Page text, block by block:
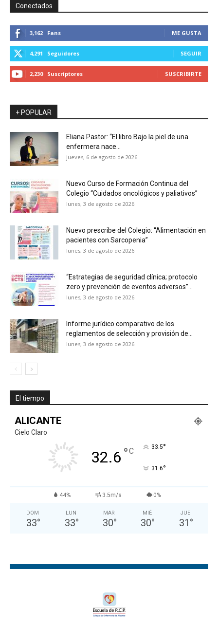
Conectados
3,162 Fans ME GUSTA
4,291 Seguidores SEGUIR
2,230 Suscriptores SUSCRIBIRTE
+ POPULAR
Eliana Pastor: “El libro Bajo la piel de una
enfermera nace...
jueves, 6 de agosto de 2026
Nuevo Curso de Formación Continua del
Colegio “Cuidados oncológicos y paliativos”
lunes, 3 de agosto de 2026
Nuevo prescribe del Colegio: “Alimentación en
pacientes con Sarcopenia”
lunes, 3 de agosto de 2026
“Estrategias de seguridad clínica; protocolo
zero y prevención de eventos adversos”...
lunes, 3 de agosto de 2026
Informe jurídico comparativo de los
reglamentos de selección y provisión de...
lunes, 3 de agosto de 2026
El tiempo
ALICANTE
Cielo Claro
32.6 °C 33.5°
31.6°
44% 3.5m/s 0%
DOM
33°
LUN
33°
MAR
30°
MIÉ
30°
JUE
31 °